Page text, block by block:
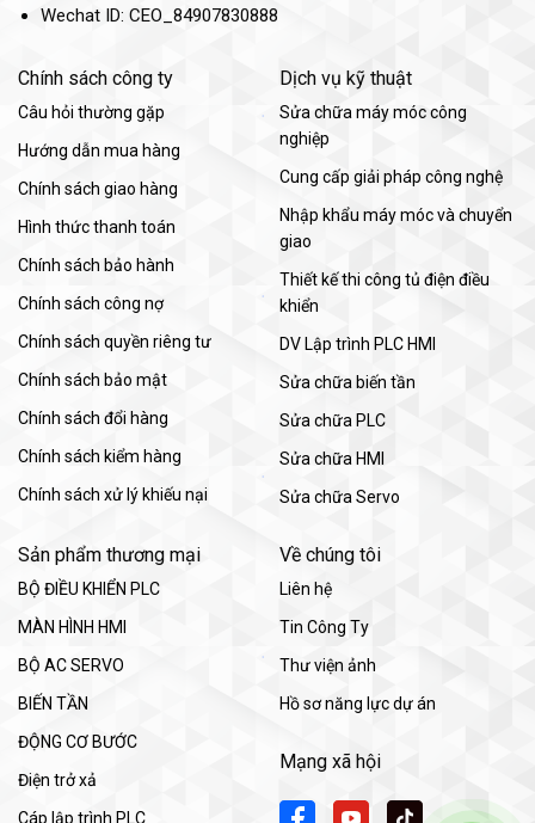
Wechat ID: CEO_84907830888
Chính sách công ty
Câu hỏi thường gặp
Hướng dẫn mua hàng
Chính sách giao hàng
Hình thức thanh toán
Chính sách bảo hành
Chính sách công nợ
Chính sách quyền riêng tư
Chính sách bảo mật
Chính sách đổi hàng
Chính sách kiểm hàng
Chính sách xử lý khiếu nại
Dịch vụ kỹ thuật
Sửa chữa máy móc công
nghiệp
Cung cấp giải pháp công nghệ
Nhập khẩu máy móc và chuyển
giao
Thiết kế thi công tủ điện điều
khiển
DV Lập trình PLC HMI
Sửa chữa biến tần
Sửa chữa PLC
Sửa chữa HMI
Sửa chữa Servo
Sản phẩm thương mại
BỘ ĐIỀU KHIỂN PLC
MÀN HÌNH HMI
BỘ AC SERVO
BIẾN TẦN
ĐỘNG CƠ BƯỚC
Điện trở xả
Cáp lập trình PLC
Về chúng tôi
Liên hệ
Tin Công Ty
Thư viện ảnh
Hồ sơ năng lực dự án
Mạng xã hội